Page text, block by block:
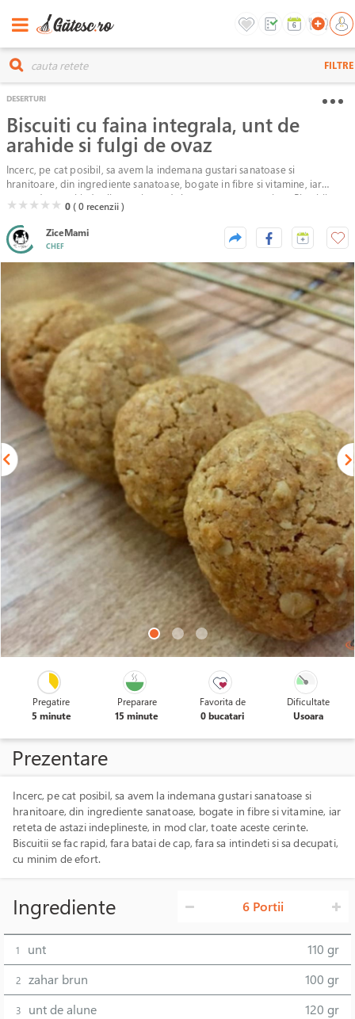
FILTRE
DESERTURI
Biscuiti cu faina integrala, unt de
arahide si fulgi de ovaz
Incerc, pe cat posibil, sa avem la indemana gustari sanatoase si
hranitoare, din ingrediente sanatoase, bogate in fibre si vitamine, iar
reteta de astazi indeplineste, in mod clar, toate aceste cerinte. Biscuitii se
fac rapid, fara batai de cap, fara sa intindeti si sa decupati, cu minim de
efort.
( )
★( )
★( )
★( )
★( )
★ 0( 0 recenzii )
ZiceMami
CHEF
Pregatire
5 minute
Preparare
15 minute
Favorita de
0 bucatari
Dificultate
Usoara
Prezentare
Incerc, pe cat posibil, sa avem la indemana gustari sanatoase si
hranitoare, din ingrediente sanatoase, bogate in fibre si vitamine, iar
reteta de astazi indeplineste, in mod clar, toate aceste cerinte.
Biscuitii se fac rapid, fara batai de cap, fara sa intindeti si sa decupati,
cu minim de efort.
Ingrediente 6 Portii
1 unt 110 gr
2 zahar brun 100 gr
3 unt de alune 120 gr